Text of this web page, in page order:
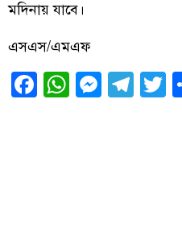
মদিনায় যাবে।
এসএস/এমএফ
Facebook